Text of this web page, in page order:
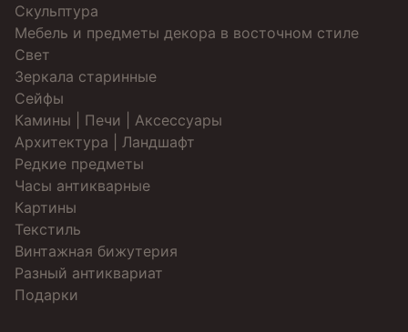
Скульптура
Мебель и предметы декора в восточном стиле
Свет
Зеркала старинные
Cейфы
Камины | Печи | Аксессуары
Архитектура | Ландшафт
Редкие предметы
Часы антикварные
Картины
Текстиль
Винтажная бижутерия
Разный антиквариат
Подарки